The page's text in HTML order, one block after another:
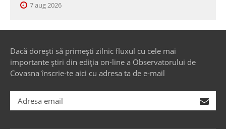
7 aug 2026
Dacă dorești să primești zilnic fluxul cu cele mai
importante știri din ediția on-line a Observatorului de
Covasna înscrie-te aici cu adresa ta de e-mail